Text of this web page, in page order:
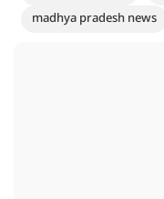
madhya pradesh news